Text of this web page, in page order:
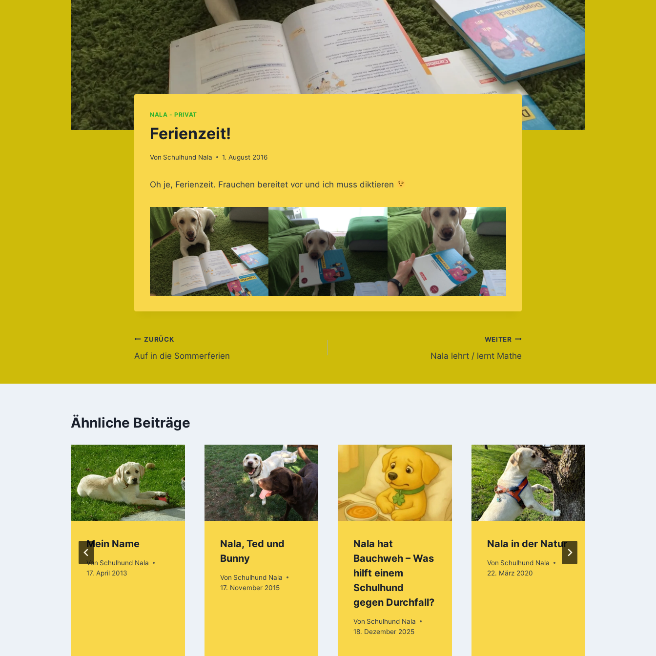
NALA - PRIVAT
Ferienzeit!
Von Schulhund Nala 1. August 2016
Oh je, Ferienzeit. Frauchen bereitet vor und ich muss diktieren
Beitragsnavigation
ZURÜCK
Auf in die Sommerferien
WEITER
Nala lehrt / lernt Mathe
Ähnliche Beiträge
Mein Name
Von Schulhund Nala
17. April 2013
Nala, Ted und
Bunny
Von Schulhund Nala
17. November 2015
Nala hat
Bauchweh – Was
hilft einem
Schulhund
gegen Durchfall?
Von Schulhund Nala
18. Dezember 2025
Nala in der Natur
Von Schulhund Nala
22. März 2020